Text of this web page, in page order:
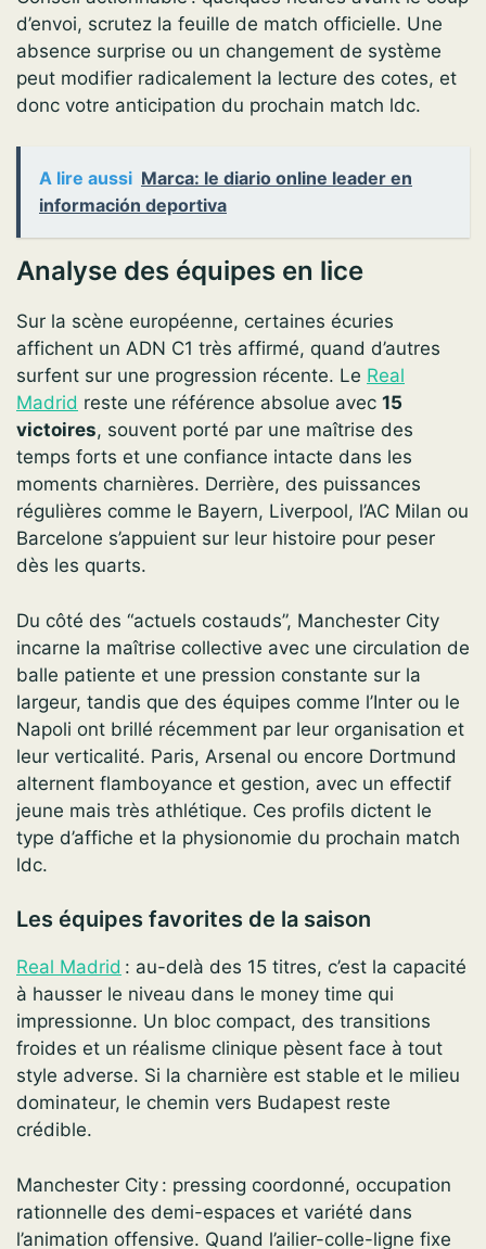
d’envoi, scrutez la feuille de match officielle. Une
absence surprise ou un changement de système
peut modifier radicalement la lecture des cotes, et
donc votre anticipation du prochain match ldc.
A lire aussi Marca: le diario online leader en
información deportiva
Analyse des équipes en lice
Sur la scène européenne, certaines écuries
affichent un ADN C1 très affirmé, quand d’autres
surfent sur une progression récente. Le Real
Madrid reste une référence absolue avec 15
victoires, souvent porté par une maîtrise des
temps forts et une confiance intacte dans les
moments charnières. Derrière, des puissances
régulières comme le Bayern, Liverpool, l’AC Milan ou
Barcelone s’appuient sur leur histoire pour peser
dès les quarts.
Du côté des “actuels costauds”, Manchester City
incarne la maîtrise collective avec une circulation de
balle patiente et une pression constante sur la
largeur, tandis que des équipes comme l’Inter ou le
Napoli ont brillé récemment par leur organisation et
leur verticalité. Paris, Arsenal ou encore Dortmund
alternent flamboyance et gestion, avec un effectif
jeune mais très athlétique. Ces profils dictent le
type d’affiche et la physionomie du prochain match
ldc.
Les équipes favorites de la saison
Real Madrid : au-delà des 15 titres, c’est la capacité
à hausser le niveau dans le money time qui
impressionne. Un bloc compact, des transitions
froides et un réalisme clinique pèsent face à tout
style adverse. Si la charnière est stable et le milieu
dominateur, le chemin vers Budapest reste
crédible.
Manchester City : pressing coordonné, occupation
rationnelle des demi-espaces et variété dans
l’animation offensive. Quand l’ailier-colle-ligne fixe